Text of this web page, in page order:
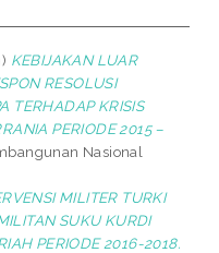
KEBIJAKAN LUAR
RESOLUSI
TERHADAP KRISIS
PERIODE 2015 –
Nasional
MILITER TURKI
SUKU KURDI
PERIODE 2016-2018.